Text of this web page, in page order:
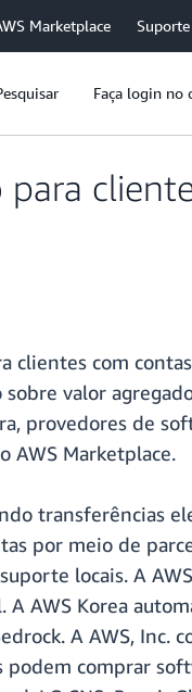
Marketplace Suporte
Faça login no
clientes com
valor
provedores de
AWS Marketplace.
transferências
por meio de
locais. A
AWS Korea
A AWS, Inc.
comprar